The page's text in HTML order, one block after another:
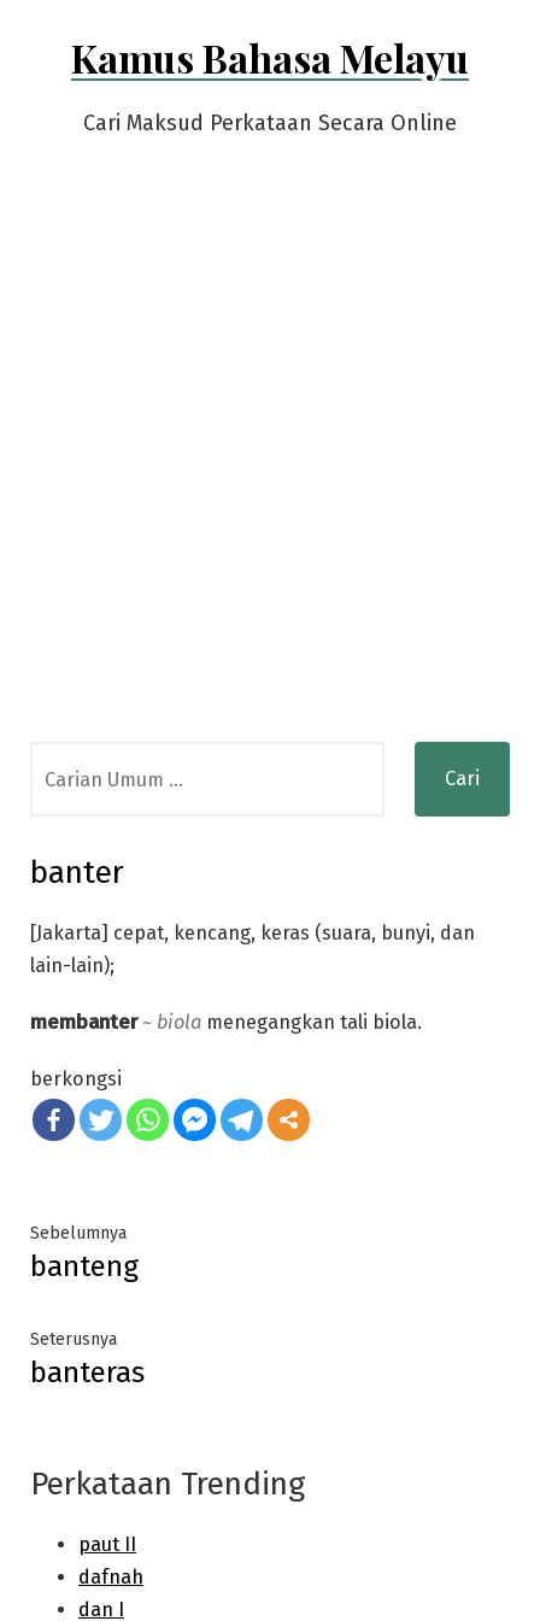
Kamus Bahasa Melayu
Cari Maksud Perkataan Secara Online
for:
banter
[Jakarta] cepat, kencang, keras (suara, bunyi, dan
lain-lain);
membanter ~ biola menegangkan tali biola.
berkongsi
Post
navigation
SebelumnyaPrevious
post:
banteng
SeterusnyaNext
post:
banteras
Perkataan Trending